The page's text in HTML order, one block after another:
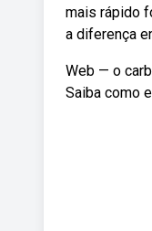
mais rápido
a diferença
Web — o
Saiba como